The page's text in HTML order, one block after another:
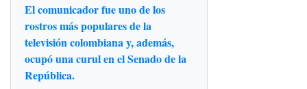
El comunicador fue uno de los
rostros más populares de la
televisión colombiana y, además,
ocupó una curul en el Senado de la
República.